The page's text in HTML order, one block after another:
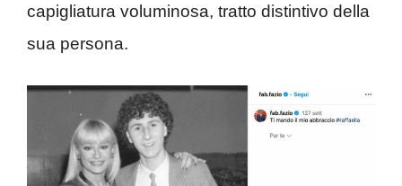
capigliatura voluminosa, tratto distintivo della
sua persona.